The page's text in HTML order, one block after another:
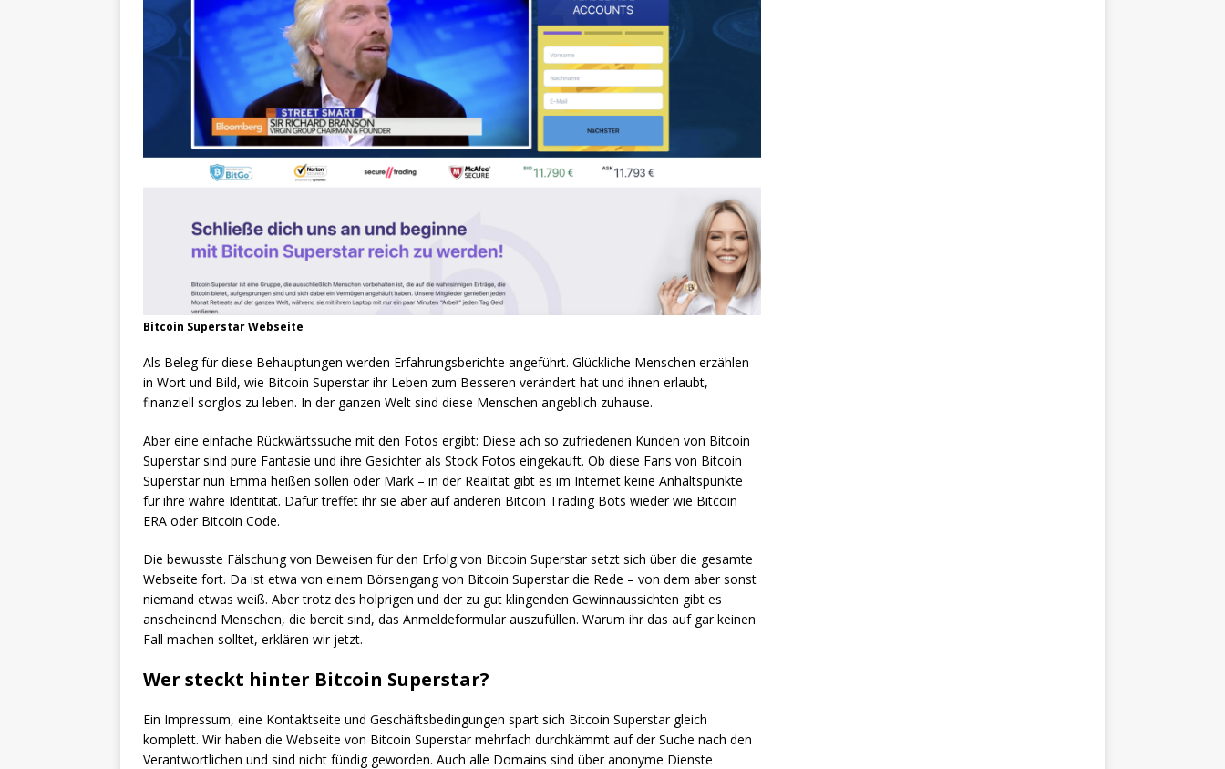
Bitcoin Superstar Webseite
Als Beleg für diese Behauptungen werden Erfahrungsberichte angeführt. Glückliche Menschen erzählen
in Wort und Bild, wie Bitcoin Superstar ihr Leben zum Besseren verändert hat und ihnen erlaubt,
finanziell sorglos zu leben. In der ganzen Welt sind diese Menschen angeblich zuhause.
Aber eine einfache Rückwärtssuche mit den Fotos ergibt: Diese ach so zufriedenen Kunden von Bitcoin
Superstar sind pure Fantasie und ihre Gesichter als Stock Fotos eingekauft. Ob diese Fans von Bitcoin
Superstar nun Emma heißen sollen oder Mark – in der Realität gibt es im Internet keine Anhaltspunkte
für ihre wahre Identität. Dafür treffet ihr sie aber auf anderen Bitcoin Trading Bots wieder wie Bitcoin
ERA oder Bitcoin Code.
Die bewusste Fälschung von Beweisen für den Erfolg von Bitcoin Superstar setzt sich über die gesamte
Webseite fort. Da ist etwa von einem Börsengang von Bitcoin Superstar die Rede – von dem aber sonst
niemand etwas weiß. Aber trotz des holprigen und der zu gut klingenden Gewinnaussichten gibt es
anscheinend Menschen, die bereit sind, das Anmeldeformular auszufüllen. Warum ihr das auf gar keinen
Fall machen solltet, erklären wir jetzt.
Wer steckt hinter Bitcoin Superstar?
Ein Impressum, eine Kontaktseite und Geschäftsbedingungen spart sich Bitcoin Superstar gleich
komplett. Wir haben die Webseite von Bitcoin Superstar mehrfach durchkämmt auf der Suche nach den
Verantwortlichen und sind nicht fündig geworden. Auch alle Domains sind über anonyme Dienste